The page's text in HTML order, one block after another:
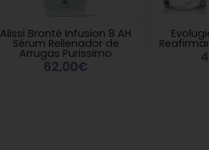
Alissi Brontë Infusion 8 AH
Sérum Rellenador de
Arrugas Purissimo
62,00€